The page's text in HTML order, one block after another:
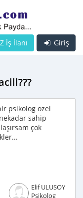
Giriş
İş İlanı
psikolog ozel
sahip
çok
Elif ULUSOY
Psikolog